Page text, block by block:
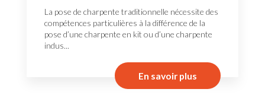
La pose de charpente traditionnelle nécessite des
compétences particulières à la différence de la
pose d’une charpente en kit ou d’une charpente
indus...
En savoir plus